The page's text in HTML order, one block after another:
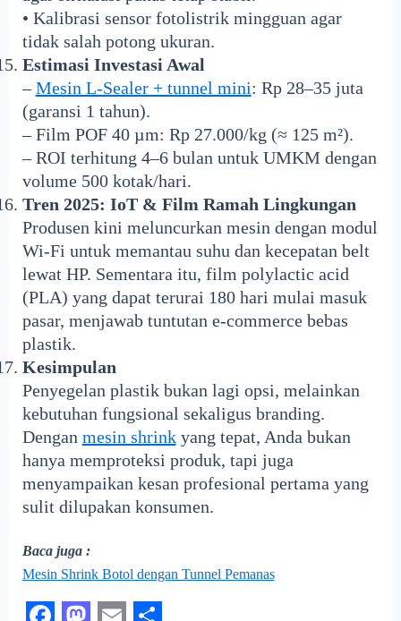
• Kalibrasi sensor fotolistrik mingguan agar
tidak salah potong ukuran.
Estimasi Investasi Awal
–Mesin L-Sealer + tunnel mini: Rp 28–35 juta
(garansi 1 tahun).
– Film POF 40 µm: Rp 27.000/kg (≈ 125 m²).
– ROI terhitung 4–6 bulan untuk UMKM dengan
volume 500 kotak/hari.
Tren 2025: IoT & Film Ramah Lingkungan
Produsen kini meluncurkan mesin dengan modul
Wi-Fi untuk memantau suhu dan kecepatan belt
lewat HP. Sementara itu, film polylactic acid
(PLA) yang dapat terurai 180 hari mulai masuk
pasar, menjawab tuntutan e-commerce bebas
plastik.
Kesimpulan
Penyegelan plastik bukan lagi opsi, melainkan
kebutuhan fungsional sekaligus branding.
Dengan mesin shrinkyang tepat, Anda bukan
hanya memproteksi produk, tapi juga
menyampaikan kesan profesional pertama yang
sulit dilupakan konsumen.
Baca juga :
Mesin Shrink Botol dengan Tunnel Pemanas